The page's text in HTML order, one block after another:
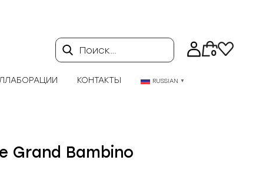
Поиск… 0
КОНТАКТЫ RUSSIAN ▼
Grand Bambino